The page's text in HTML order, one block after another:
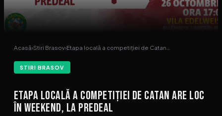
Acasă›Stiri Brasov›Etapa locală a competiției de Catan…
STIRI BRASOV
Etapa locală a competiției de Catan are loc
în weekend, la Predeal